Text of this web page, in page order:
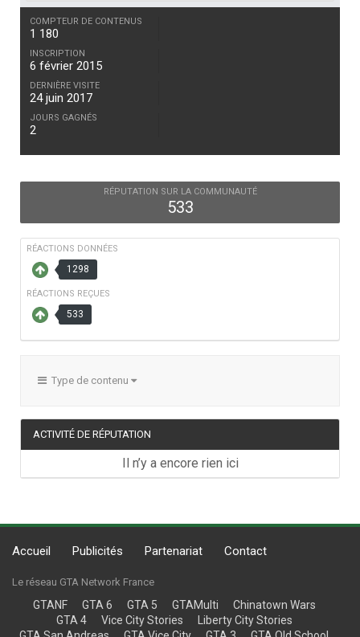
COMPTEUR DE CONTENUS
1 180
INSCRIPTION
6 février 2015
DERNIÈRE VISITE
24 juin 2017
JOURS GAGNÉS
2
RÉPUTATION SUR LA COMMUNAUTÉ
533
RÉACTIONS DONNÉES
1298
RÉACTIONS REÇUES
533
Type de contenu
ACTIVITÉ DE RÉPUTATION
Il n’y a encore rien ici
Accueil Publicités Partenariat Contact
Le réseau GTA Network France
GTANF GTA 6 GTA 5 GTAMulti
Chinatown Wars
GTA 4
Vice City Stories
Liberty City Stories